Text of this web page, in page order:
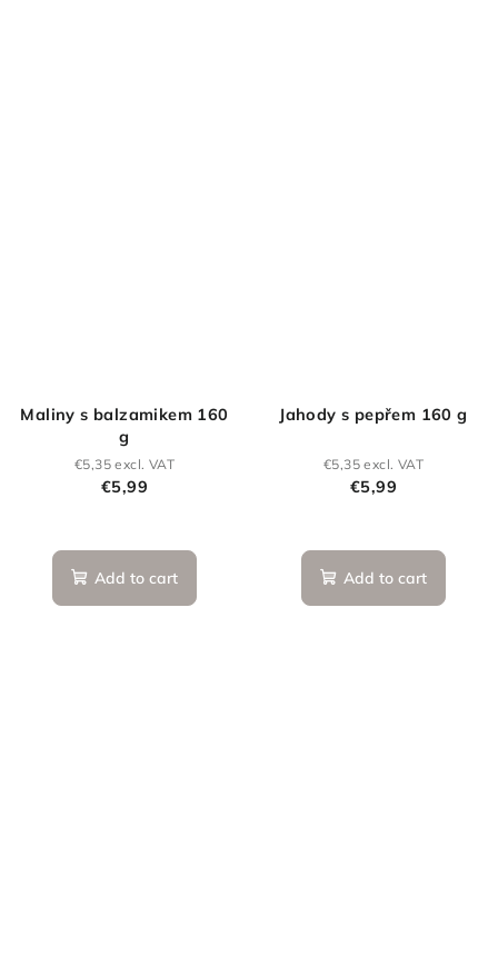
Maliny s balzamikem 160
g
€5,35 excl. VAT
€5,99
Add to cart
Jahody s pepřem 160 g
€5,35 excl. VAT
€5,99
average
product
Add to cart